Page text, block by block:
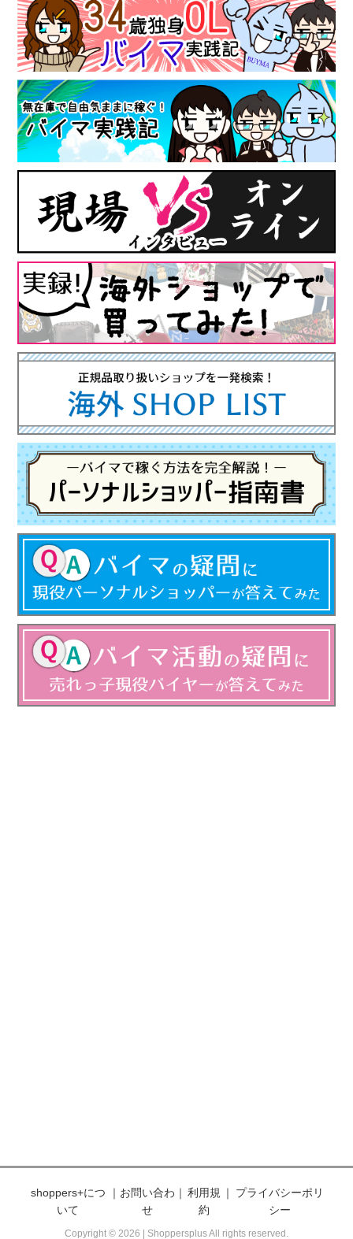
shoppers+につ
いて
｜ お問い合わ
せ
｜ 利用規
約
｜
プライバシーポリ
シー
Copyright © 2026 | Shoppersplus All rights reserved.